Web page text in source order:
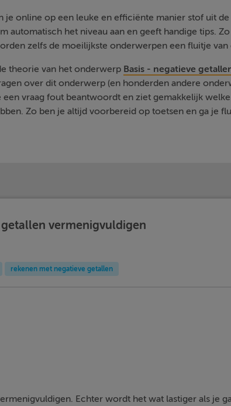
je online op een leuke en efficiënte manier stof uit
automatisch het niveau aan en geeft handige tips.
zelfs de moeilijkste onderwerpen een fluitje van
theorie van het onderwerp Basis - negatieve
over dit onderwerp (en honderden andere
een vraag fout beantwoordt en ziet gemakkelijk
Zo ben je altijd voorbereid op toetsen en ga je
getallen vermenigvuldigen
rekenen met negatieve getallen
Echter wordt het wat lastiger als je